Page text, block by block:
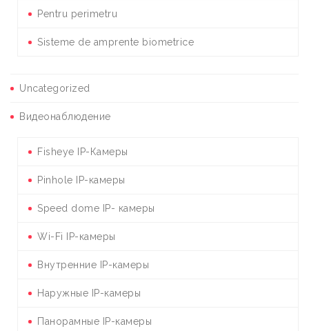
Pentru perimetru
Sisteme de amprente biometrice
Uncategorized
Видеонаблюдение
Fisheye IP-Камеры
Pinhole IP-камеры
Speed dome IP- камеры
Wi-Fi IP-камеры
Внутренние IP-камеры
Наружные IP-камеры
Панорамные IP-камеры